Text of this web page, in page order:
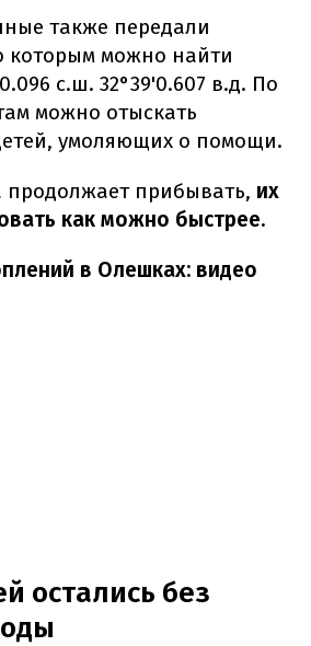
также передали
которым можно найти
с.ш. 32°39'0.607 в.д. По
можно отыскать
умоляющих о помощи.
продолжает прибывать, их
как можно быстрее.
в Олешках: видео
остались без